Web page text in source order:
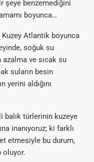
şeye benzemediğini
boyunca…
Kuzey Atlantik boyunca
soğuk su
azalma ve sıcak su
suların besin
yerini aldığını
balık türlerinin kuzeye
inanıyoruz; ki farklı
etmesiyle bu durum,
oluyor.